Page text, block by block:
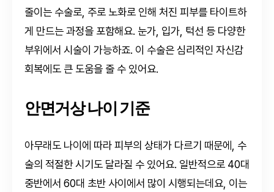
줄이는 수술로, 주로 노화로 인해 처진 피부를 타이트하
게 만드는 과정을 포함해요. 눈가, 입가, 턱선 등 다양한
부위에서 시술이 가능하죠. 이 수술은 심리적인 자신감
회복에도 큰 도움을 줄 수 있어요.
안면거상 나이 기준
아무래도 나이에 따라 피부의 상태가 다르기 때문에, 수
술의 적절한 시기도 달라질 수 있어요. 일반적으로 40대
중반에서 60대 초반 사이에서 많이 시행되는데요, 이는